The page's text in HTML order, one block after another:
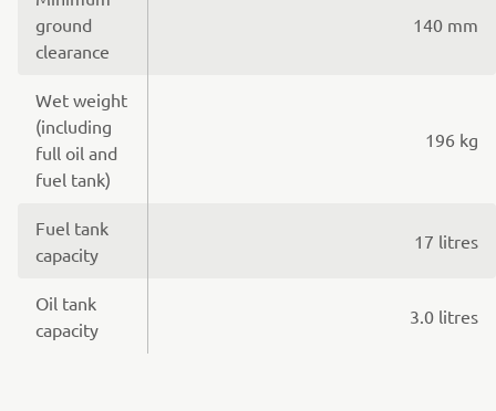
ground
clearance
140 mm
Wet weight
(including
full oil and
fuel tank)
196 kg
Fuel tank
capacity
17 litres
Oil tank
capacity
3.0 litres